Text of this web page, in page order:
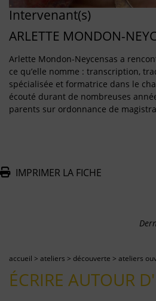
Intervenant(s)
ARLETTE MONDON-
Arlette Mondon-Neycensas a
ce qu’elle nomme : transcription,
spécialisée et formatrice dans le
écouté durant de nombreuses
parents sur ordonnance de
IMPRIMER LA FICHE
accueil > ateliers > découverte > ateliers
ÉCRIRE AUTOUR